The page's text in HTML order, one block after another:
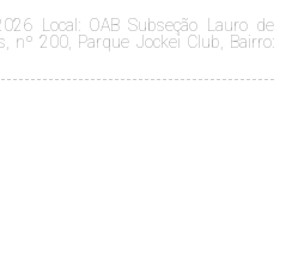
Local: OAB Subseção Lauro de
nº 200, Parque Jockei Club, Bairro: